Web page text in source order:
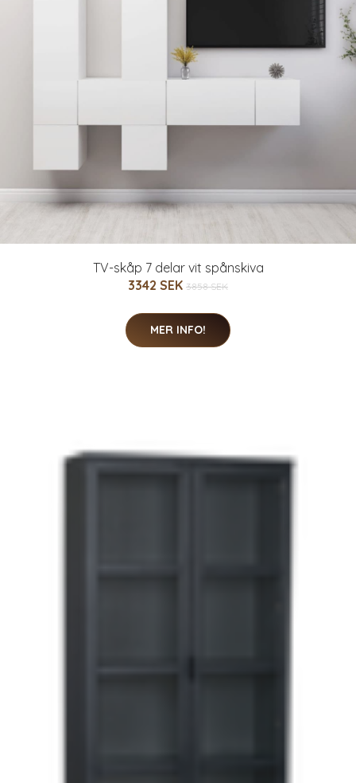
TV-skåp 7 delar vit spånskiva
3342 SEK 3858 SEK
MER INFO!